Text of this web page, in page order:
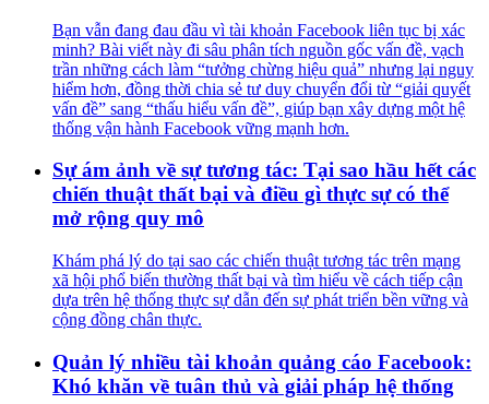
Bạn vẫn đang đau đầu vì tài khoản Facebook liên tục bị xác
minh? Bài viết này đi sâu phân tích nguồn gốc vấn đề, vạch
trần những cách làm “tưởng chừng hiệu quả” nhưng lại nguy
hiểm hơn, đồng thời chia sẻ tư duy chuyển đổi từ “giải quyết
vấn đề” sang “thấu hiểu vấn đề”, giúp bạn xây dựng một hệ
thống vận hành Facebook vững mạnh hơn.
Sự ám ảnh về sự tương tác: Tại sao hầu hết các
chiến thuật thất bại và điều gì thực sự có thể
mở rộng quy mô
Khám phá lý do tại sao các chiến thuật tương tác trên mạng
xã hội phổ biến thường thất bại và tìm hiểu về cách tiếp cận
dựa trên hệ thống thực sự dẫn đến sự phát triển bền vững và
cộng đồng chân thực.
Quản lý nhiều tài khoản quảng cáo Facebook:
Khó khăn về tuân thủ và giải pháp hệ thống